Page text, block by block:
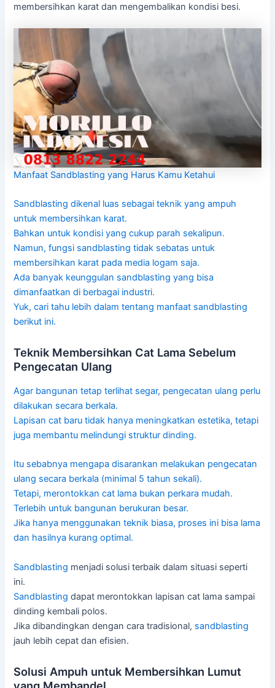
membersihkan karat dan mengembalikan kondisi besi.
Manfaat Sandblasting yang Harus Kamu Ketahui
Sandblasting dikenal luas sebagai teknik yang ampuh
untuk membersihkan karat.
Bahkan untuk kondisi yang cukup parah sekalipun.
Namun, fungsi sandblasting tidak sebatas untuk
membersihkan karat pada media logam saja.
Ada banyak keunggulan sandblasting yang bisa
dimanfaatkan di berbagai industri.
Yuk, cari tahu lebih dalam tentang manfaat sandblasting
berikut ini.
Teknik Membersihkan Cat Lama Sebelum
Pengecatan Ulang
Agar bangunan tetap terlihat segar, pengecatan ulang perlu
dilakukan secara berkala.
Lapisan cat baru tidak hanya meningkatkan estetika, tetapi
juga membantu melindungi struktur dinding.
Itu sebabnya mengapa disarankan melakukan pengecatan
ulang secara berkala (minimal 5 tahun sekali).
Tetapi, merontokkan cat lama bukan perkara mudah.
Terlebih untuk bangunan berukuran besar.
Jika hanya menggunakan teknik biasa, proses ini bisa lama
dan hasilnya kurang optimal.
Sandblasting menjadi solusi terbaik dalam situasi seperti
ini.
Sandblasting dapat merontokkan lapisan cat lama sampai
dinding kembali polos.
Jika dibandingkan dengan cara tradisional, sandblasting
jauh lebih cepat dan efisien.
Solusi Ampuh untuk Membersihkan Lumut